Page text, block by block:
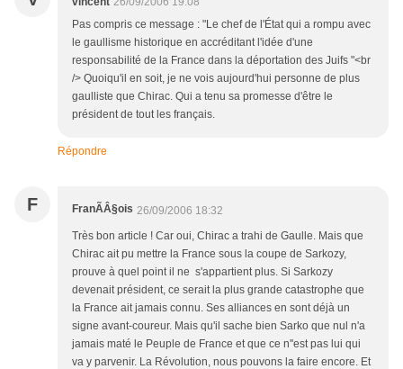
Pas compris ce message : "Le chef de l'État qui a rompu avec
le gaullisme historique en accréditant l'idée d'une
responsabilité de la France dans la déportation des Juifs "<br
/> Quoiqu'il en soit, je ne vois aujourd'hui personne de plus
gaulliste que Chirac. Qui a tenu sa promesse d'être le
président de tout les français.
Répondre
F FranÃÂ§ois 26/09/2006 18:32
Très bon article ! Car oui, Chirac a trahi de Gaulle. Mais que
Chirac ait pu mettre la France sous la coupe de Sarkozy,
prouve à quel point il ne s'appartient plus. Si Sarkozy
devenait président, ce serait la plus grande catastrophe que
la France ait jamais connu. Ses alliances en sont déjà un
signe avant-coureur. Mais qu'il sache bien Sarko que nul n'a
jamais maté le Peuple de France et que ce n''est pas lui qui
va y parvenir. La Révolution, nous pouvons la faire encore. Et